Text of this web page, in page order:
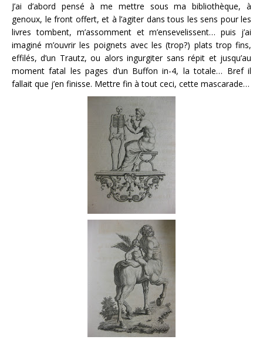
J’ai d’abord pensé à me mettre sous ma bibliothèque, à
genoux, le front offert, et à l’agiter dans tous les sens pour les
livres tombent, m’assomment et m’ensevelissent… puis j’ai
imaginé m’ouvrir les poignets avec les (trop?) plats trop fins,
effilés, d’un Trautz, ou alors ingurgiter sans répit et jusqu’au
moment fatal les pages d’un Buffon in-4, la totale… Bref il
fallait que j’en finisse. Mettre fin à tout ceci, cette mascarade…